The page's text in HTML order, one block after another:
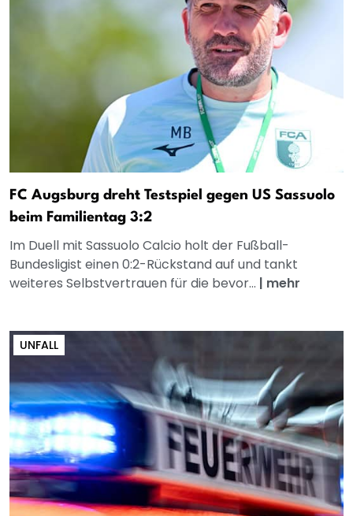
FC Augsburg dreht Testspiel gegen US Sassuolo
beim Familientag 3:2
Im Duell mit Sassuolo Calcio holt der Fußball-
Bundesligist einen 0:2-Rückstand auf und tankt
weiteres Selbstvertrauen für die bevor... | mehr
UNFALL